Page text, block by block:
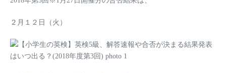
２月１２日（火）